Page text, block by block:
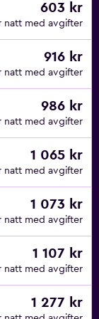
603 kr
natt med avgifter
916 kr
natt med avgifter
986 kr
natt med avgifter
1 065 kr
natt med avgifter
1 073 kr
natt med avgifter
1 107 kr
natt med avgifter
1 277 kr